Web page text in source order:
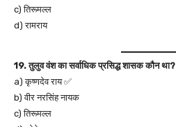
c) तिरूमल्ल
d) रामराय
19. तुलुव वंश का सर्वाधिक प्रसिद्ध शासक कौन था?
a) कृष्णदेव राय ✅
b) वीर नरसिंह नायक
c) तिरूमल्ल